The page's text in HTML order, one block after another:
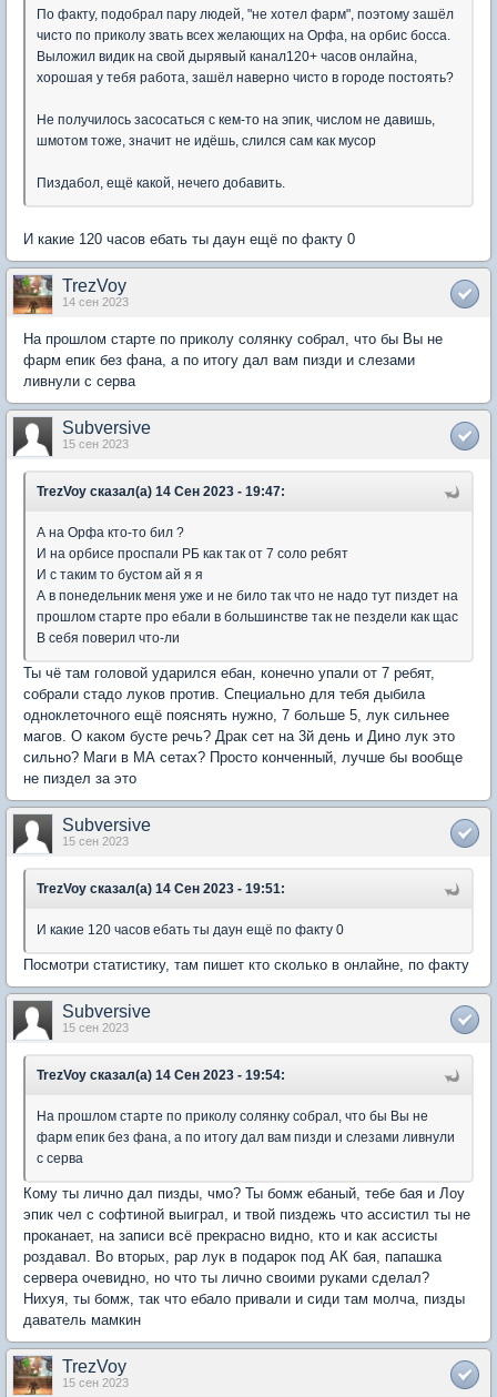
По факту, подобрал пару людей, "не хотел фарм", поэтому зашёл
чисто по приколу звать всех желающих на Орфа, на орбис босса.
Выложил видик на свой дырявый канал120+ часов онлайна,
хорошая у тебя работа, зашёл наверно чисто в городе постоять?
Не получилось засосаться с кем-то на эпик, числом не давишь,
шмотом тоже, значит не идёшь, слился сам как мусор
Пиздабол, ещё какой, нечего добавить.
И какие 120 часов ебать ты даун ещё по факту 0
TrezVoy
14 сен 2023
На прошлом старте по приколу солянку собрал, что бы Вы не
фарм епик без фана, а по итогу дал вам пизди и слезами
ливнули с серва
Subversive
15 сен 2023
TrezVoy сказал(а) 14 Сен 2023 - 19:47:
А на Орфа кто-то бил ?
И на орбисе проспали РБ как так от 7 соло ребят
И с таким то бустом ай я я
А в понедельник меня уже и не било так что не надо тут пиздет на
прошлом старте про ебали в большинстве так не пездели как щас
В себя поверил что-ли
Ты чё там головой ударился ебан, конечно упали от 7 ребят,
собрали стадо луков против. Специально для тебя дыбила
одноклеточного ещё пояснять нужно, 7 больше 5, лук сильнее
магов. О каком бусте речь? Драк сет на 3й день и Дино лук это
сильно? Маги в МА сетах? Просто конченный, лучше бы вообще
не пиздел за это
Subversive
15 сен 2023
TrezVoy сказал(а) 14 Сен 2023 - 19:51:
И какие 120 часов ебать ты даун ещё по факту 0
Посмотри статистику, там пишет кто сколько в онлайне, по факту
Subversive
15 сен 2023
TrezVoy сказал(а) 14 Сен 2023 - 19:54:
На прошлом старте по приколу солянку собрал, что бы Вы не
фарм епик без фана, а по итогу дал вам пизди и слезами ливнули
с серва
Кому ты лично дал пизды, чмо? Ты бомж ебаный, тебе бая и Лоу
эпик чел с софтиной выиграл, и твой пиздежь что ассистил ты не
проканает, на записи всё прекрасно видно, кто и как ассисты
роздавал. Во вторых, рар лук в подарок под АК бая, папашка
сервера очевидно, но что ты лично своими руками сделал?
Нихуя, ты бомж, так что ебало привали и сиди там молча, пизды
даватель мамкин
TrezVoy
15 сен 2023